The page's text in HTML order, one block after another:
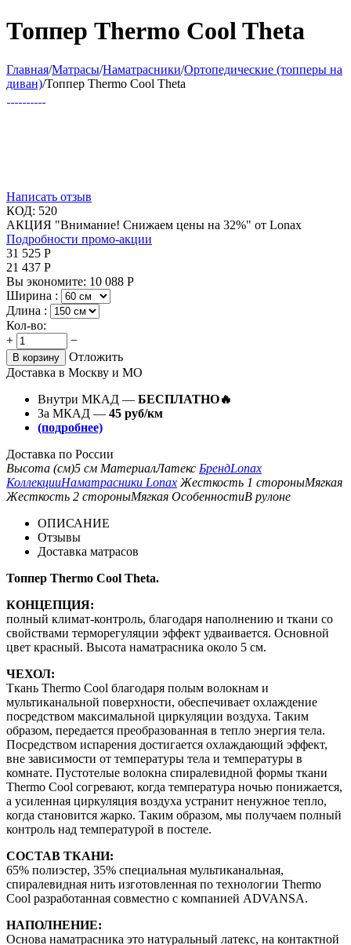
Топпер Thermo Cool Theta
Главная/Матрасы/Наматрасники/Ортопедические (топперы на
диван)/Топпер Thermo Cool Theta
Написать отзыв
КОД: 520
АКЦИЯ "Внимание! Снижаем цены на 32%" от Lonax
Подробности промо-акции
31 525 Р
21 437 Р
Вы экономите: 10 088 Р
Ширина :
Длина :
Кол-во:
+
−
В корзину
Отложить
Доставка в Москву и МО
Внутри МКАД — БЕСПЛАТНО🔥
За МКАД — 45 руб/км
(подробнее)
Доставка по России
Высота (см)5 см МатериалЛатекс БрендLonax
КоллекцииНаматрасники Lonax Жесткость 1 стороныМягкая
Жесткость 2 стороныМягкая ОсобенностиВ рулоне
ОПИСАНИЕ
Отзывы
Доставка матрасов
Топпер Thermo Cool Theta.
КОНЦЕПЦИЯ:
полный климат-контроль, благодаря наполнению и ткани со
свойствами терморегуляции эффект удваивается. Основной
цвет красный. Высота наматрасника около 5 см.
ЧЕХОЛ:
Ткань Thermo Cool благодаря полым волокнам и
мультиканальной поверхности, обеспечивает охлаждение
посредством максимальной циркуляции воздуха. Таким
образом, передается преобразованная в тепло энергия тела.
Посредством испарения достигается охлаждающий эффект,
вне зависимости от температуры тела и температуры в
комнате. Пустотелые волокна спиралевидной формы ткани
Thermo Cool согревают, когда температура ночью понижается,
а усиленная циркуляция воздуха устранит ненужное тепло,
когда становится жарко. Таким образом, мы получаем полный
контроль над температурой в постеле.
СОСТАВ ТКАНИ:
65% полиэстер, 35% специальная мультиканальная,
спиралевидная нить изготовленная по технологии Thermo
Cool разработанная совместно с компанией ADVANSA.
НАПОЛНЕНИЕ:
Основа наматрасника это натуральный латекс, на контактной